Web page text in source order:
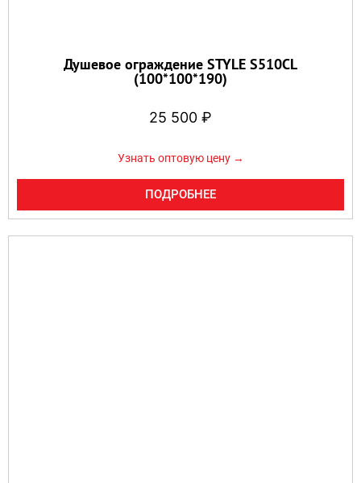
Душевое ограждение STYLE S510CL
(100*100*190)
25 500 ₽
Узнать оптовую цену →
ПОДРОБНЕЕ